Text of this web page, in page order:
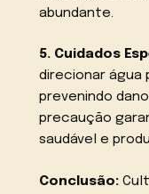
abundante.
5. Cuidados
direcionar água
prevenindo
precaução
saudável e
Conclusão: